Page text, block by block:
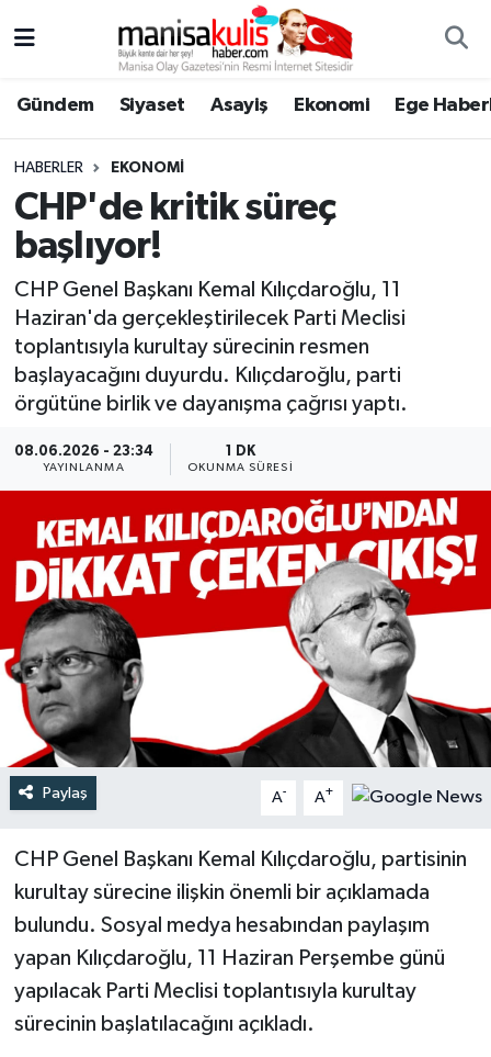
Gündem Siyaset Asayiş Ekonomi Ege
HABERLER EKONOMI
CHP'de kritik süreç
başlıyor!
CHP Genel Başkanı Kemal Kılıçdaroğlu, 11
Haziran'da gerçekleştirilecek Parti Meclisi
toplantısıyla kurultay sürecinin resmen
başlayacağını duyurdu. Kılıçdaroğlu, parti
örgütüne birlik ve dayanışma çağrısı yaptı.
08.06.2026 - 23:34
YAYINLANMA
1 DK
OKUNMA SÜRESI
Paylaş A- A+
CHP Genel Başkanı Kemal Kılıçdaroğlu, partisinin
kurultay sürecine ilişkin önemli bir açıklamada
bulundu. Sosyal medya hesabından paylaşım
yapan Kılıçdaroğlu, 11 Haziran Perşembe günü
yapılacak Parti Meclisi toplantısıyla kurultay
sürecinin başlatılacağını açıkladı.
Ege Haberleri
Ekonomi
Genel
Gündem
Resmi İlan
Spor
Türkiye
Yaşam
Yunusemre Hava Durumu
Yunusemre Trafik Yoğunluk Haritası
Süper Lig Puan Durumu ve Fikstür
Tüm Manşetler
Son Dakika Haberleri